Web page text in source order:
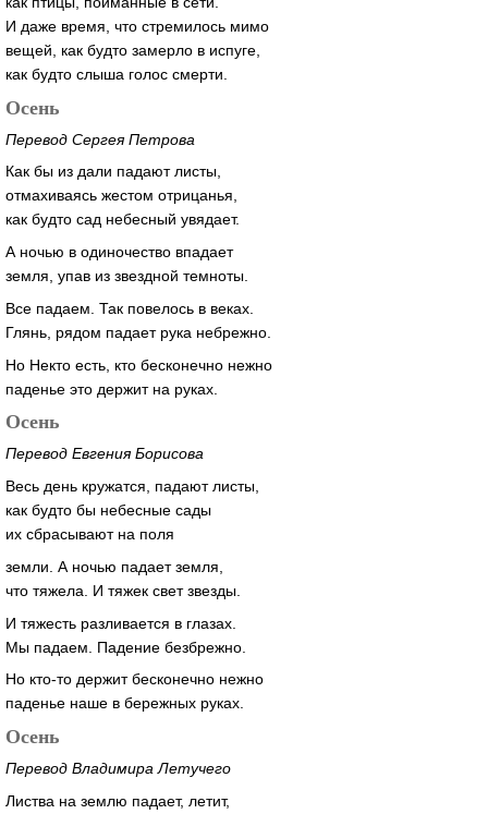
И даже время, что стремилось мимо
вещей, как будто замерло в испуге,
как будто слыша голос смерти.
Осень
Перевод Сергея Петрова
Как бы из дали падают листы,
отмахиваясь жестом отрицанья,
как будто сад небесный увядает.
А ночью в одиночество впадает
земля, упав из звездной темноты.
Все падаем. Так повелось в веках.
Глянь, рядом падает рука небрежно.
Но Некто есть, кто бесконечно нежно
паденье это держит на руках.
Осень
Перевод Евгения Борисова
Весь день кружатся, падают листы,
как будто бы небесные сады
их сбрасывают на поля
земли. А ночью падает земля,
что тяжела. И тяжек свет звезды.
И тяжесть разливается в глазах.
Мы падаем. Падение безбрежно.
Но кто-то держит бесконечно нежно
паденье наше в бережных руках.
Осень
Перевод Владимира Летучего
Листва на землю падает, летит,